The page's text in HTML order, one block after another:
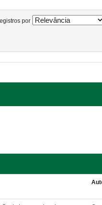
por